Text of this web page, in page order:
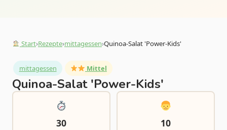
Start›Rezepte›mittagessen›Quinoa-Salat 'Power-Kids'
mittagessen Mittel
Quinoa-Salat 'Power-Kids'
30 10